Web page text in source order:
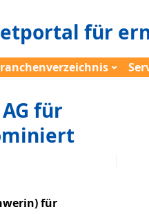
für
für
für